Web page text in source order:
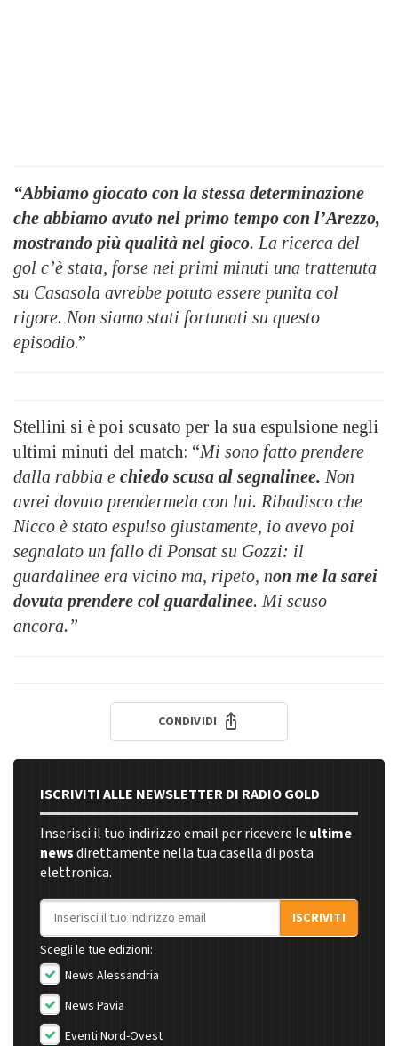
“Abbiamo giocato con la stessa determinazione
che abbiamo avuto nel primo tempo con l’Arezzo,
mostrando più qualità nel gioco. La ricerca del
gol c’è stata, forse nei primi minuti una trattenuta
su Casasola avrebbe potuto essere punita col
rigore. Non siamo stati fortunati su questo
episodio.”
Stellini si è poi scusato per la sua espulsione negli
ultimi minuti del match: “Mi sono fatto prendere
dalla rabbia e chiedo scusa al segnalinee. Non
avrei dovuto prendermela con lui. Ribadisco che
Nicco è stato espulso giustamente, io avevo poi
segnalato un fallo di Ponsat su Gozzi: il
guardalinee era vicino ma, ripeto, non me la sarei
dovuta prendere col guardalinee. Mi scuso
ancora.”
CONDIVIDI
ISCRIVITI ALLE NEWSLETTER DI RADIO GOLD
Inserisci il tuo indirizzo email per ricevere le ultime
newsdirettamente nella tua casella di posta
elettronica.
Indirizzo email
ISCRIVITI
Scegli le tue edizioni:
News Alessandria
News Pavia
Eventi Nord-Ovest